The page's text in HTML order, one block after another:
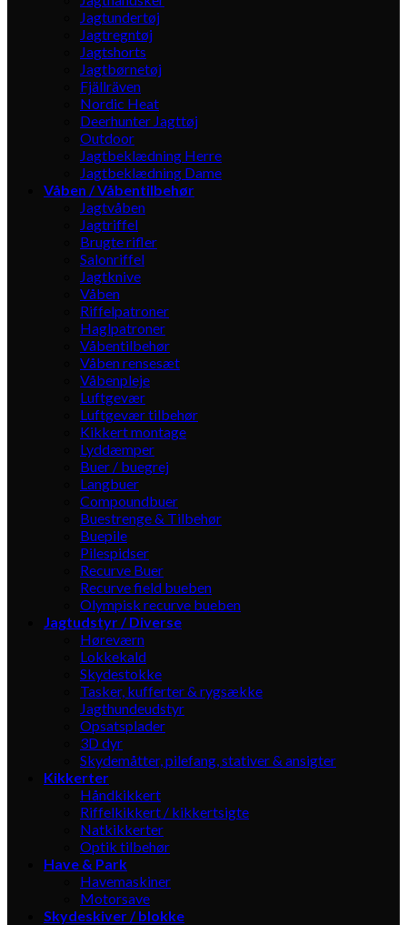
Jagtundertøj
Jagtregntøj
Jagtshorts
Jagtbørnetøj
Fjällräven
Nordic Heat
Deerhunter Jagttøj
Outdoor
Jagtbeklædning Herre
Jagtbeklædning Dame
Våben / Våbentilbehør
Jagtvåben
Jagtriffel
Brugte rifler
Salonriffel
Jagtknive
Våben
Riffelpatroner
Haglpatroner
Våbentilbehør
Våben rensesæt
Våbenpleje
Luftgevær
Luftgevær tilbehør
Kikkert montage
Lyddæmper
Buer / buegrej
Langbuer
Compoundbuer
Buestrenge & Tilbehør
Buepile
Pilespidser
Recurve Buer
Recurve field bueben
Olympisk recurve bueben
Jagtudstyr / Diverse
Høreværn
Lokkekald
Skydestokke
Tasker, kufferter & rygsække
Jagthundeudstyr
Opsatsplader
3D dyr
Skydemåtter, pilefang, stativer & ansigter
Kikkerter
Håndkikkert
Riffelkikkert / kikkertsigte
Natkikkerter
Optik tilbehør
Have & Park
Havemaskiner
Motorsave
Skydeskiver / blokke